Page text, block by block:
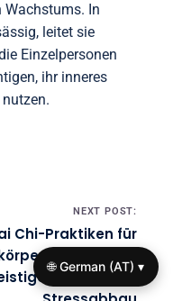
Wachstums. In
leitet sie
Einzelpersonen
ihr inneres
NEXT POST:
Chi-Praktiken für
Fitness,
Klarheit und
🌐 German (AT) ▾